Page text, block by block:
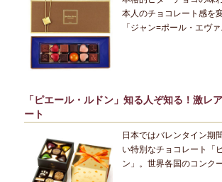
本人のチョコレート感を
「ジャン=ポール・エヴァ
「ピエール・ルドン」知る人ぞ知る！激レ
ート
日本ではバレンタイン期
い特別なチョコレート「
ン」。世界各国のコンクー